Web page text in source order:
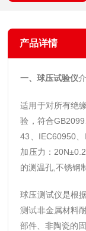
产品详情
一、球压试验仪
适用于对所有绝
验，符合
43、IEC60950
加压力：
的测温孔,不锈钢
球压测试仪是根
测试非金属材料
部件、非陶瓷的